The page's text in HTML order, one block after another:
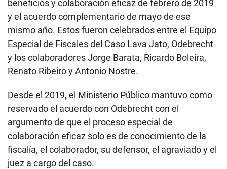
beneficios y colaboración eficaz de febrero de 2019
y el acuerdo complementario de mayo de ese
mismo año. Estos fueron celebrados entre el Equipo
Especial de Fiscales del Caso Lava Jato, Odebrecht
y los colaboradores Jorge Barata, Ricardo Boleira,
Renato Ribeiro y Antonio Nostre.
Desde el 2019, el Ministerio Público mantuvo como
reservado el acuerdo con Odebrecht con el
argumento de que el proceso especial de
colaboración eficaz solo es de conocimiento de la
fiscalía, el colaborador, su defensor, el agraviado y el
juez a cargo del caso.